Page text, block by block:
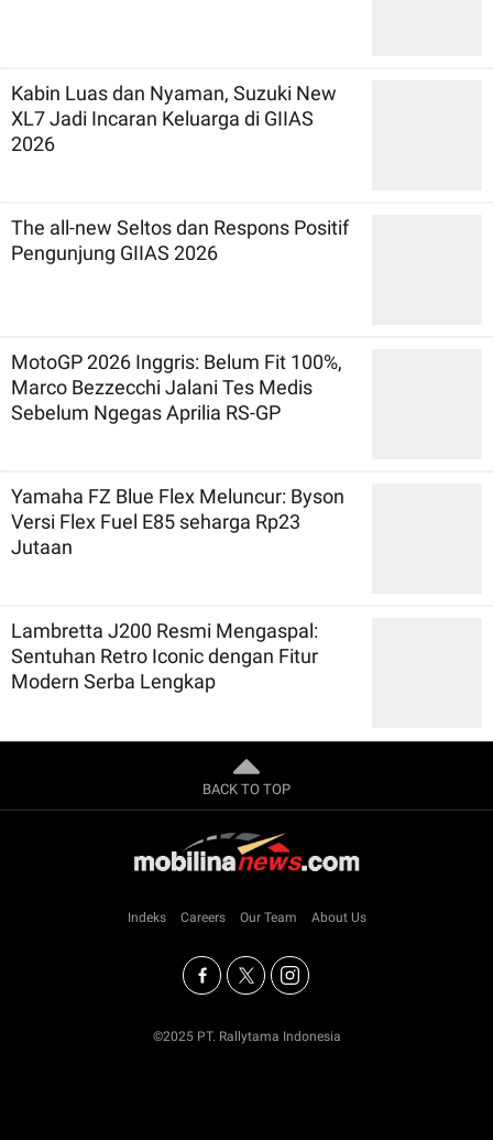
Kabin Luas dan Nyaman, Suzuki New
XL7 Jadi Incaran Keluarga di GIIAS
2026
The all-new Seltos dan Respons Positif
Pengunjung GIIAS 2026
MotoGP 2026 Inggris: Belum Fit 100%,
Marco Bezzecchi Jalani Tes Medis
Sebelum Ngegas Aprilia RS-GP
Yamaha FZ Blue Flex Meluncur: Byson
Versi Flex Fuel E85 seharga Rp23
Jutaan
Lambretta J200 Resmi Mengaspal:
Sentuhan Retro Iconic dengan Fitur
Modern Serba Lengkap
BACK TO TOP
Indeks Careers Our Team About Us
©2025 PT. Rallytama Indonesia